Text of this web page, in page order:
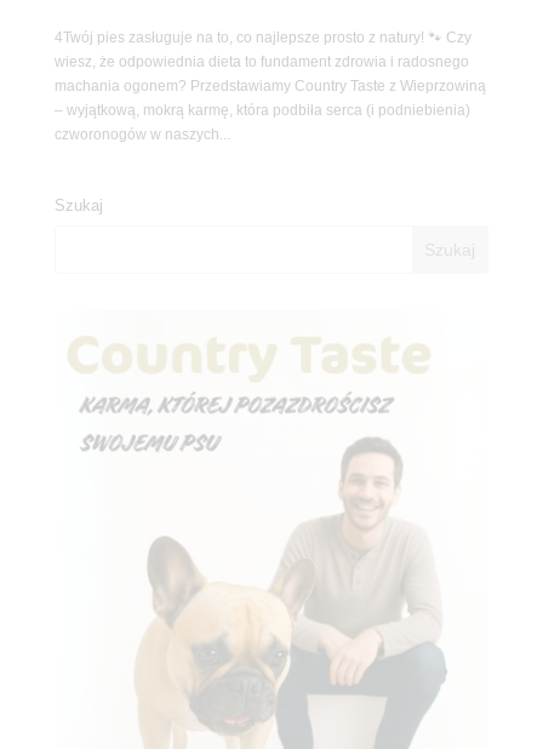
4Twój pies zasługuje na to, co najlepsze prosto z natury! 🐾 Czy
wiesz, że odpowiednia dieta to fundament zdrowia i radosnego
machania ogonem? Przedstawiamy Country Taste z Wieprzowiną
– wyjątkową, mokrą karmę, która podbiła serca (i podniebienia)
czworonogów w naszych...
Szukaj